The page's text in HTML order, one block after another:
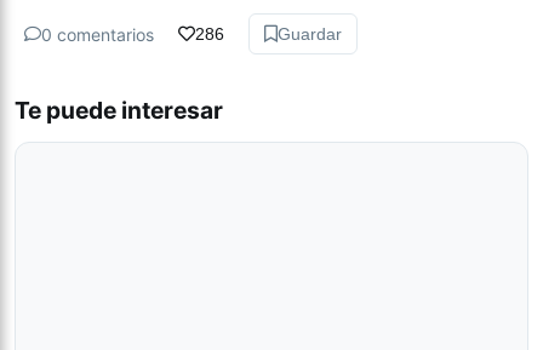
0 comentarios 286 Guardar
Te puede interesar